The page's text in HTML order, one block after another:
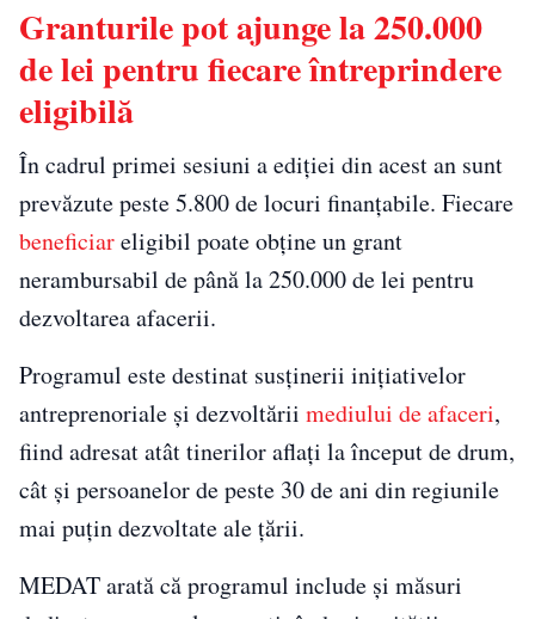
Granturile pot ajunge la 250.000
de lei pentru fiecare întreprindere
eligibilă
În cadrul primei sesiuni a ediției din acest an sunt
prevăzute peste 5.800 de locuri finanțabile. Fiecare
beneficiareligibil poate obține un grant
nerambursabil de până la 250.000 de lei pentru
dezvoltarea afacerii.
Programul este destinat susținerii inițiativelor
antreprenoriale și dezvoltării mediului de afaceri,
fiind adresat atât tinerilor aflați la început de drum,
cât și persoanelor de peste 30 de ani din regiunile
mai puțin dezvoltate ale țării.
MEDAT arată că programul include și măsuri